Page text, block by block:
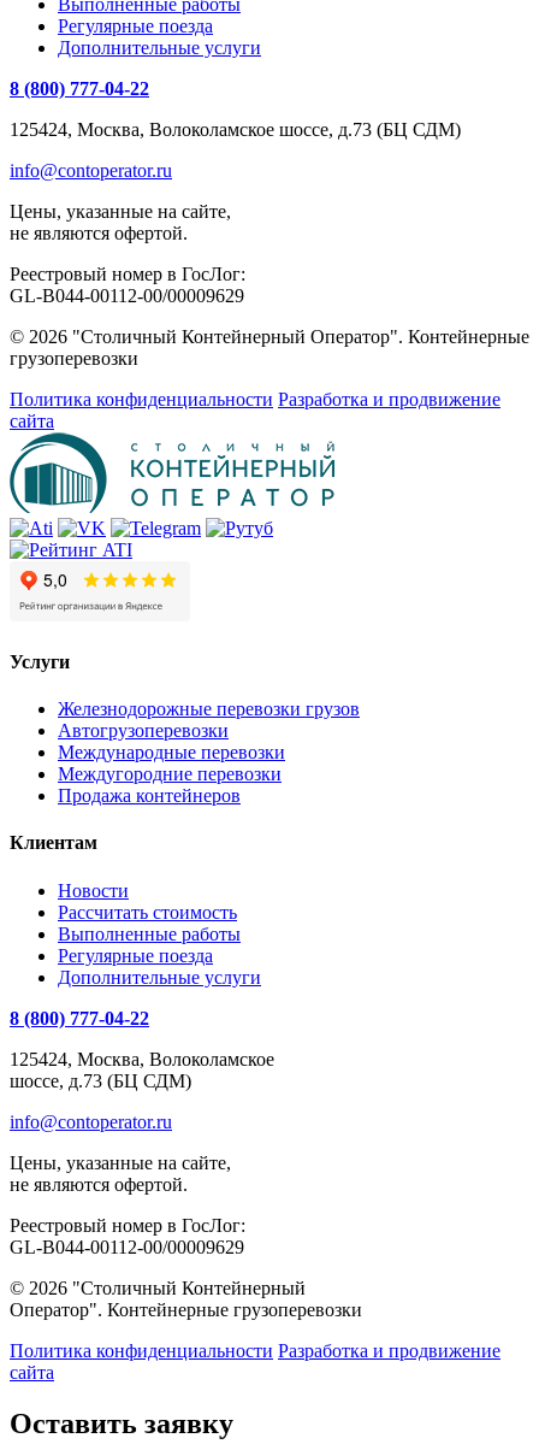
Регулярные поезда
Дополнительные услуги
8 (800) 777-04-22
125424, Москва, Волоколамское шоссе, д.73 (БЦ СДМ)
info@contoperator.ru
Цены, указанные на сайте,
не являются офертой.
Реестровый номер в ГосЛог:
GL-B044-00112-00/00009629
© 2026 "Столичный Контейнерный Оператор". Контейнерные
грузоперевозки
Политика конфиденциальности Разработка и продвижение
сайта
Услуги
Железнодорожные перевозки грузов
Автогрузоперевозки
Международные перевозки
Междугородние перевозки
Продажа контейнеров
Клиентам
Новости
Рассчитать стоимость
Выполненные работы
Регулярные поезда
Дополнительные услуги
8 (800) 777-04-22
125424, Москва, Волоколамское
шоссе, д.73 (БЦ СДМ)
info@contoperator.ru
Цены, указанные на сайте,
не являются офертой.
Реестровый номер в ГосЛог:
GL-B044-00112-00/00009629
© 2026 "Столичный Контейнерный
Оператор". Контейнерные грузоперевозки
Политика конфиденциальности Разработка и продвижение
сайта
Оставить заявку